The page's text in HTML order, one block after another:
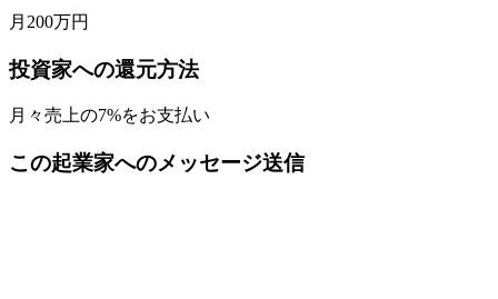
月200万円
投資家への還元方法
月々売上の7%をお支払い
この起業家へのメッセージ送信